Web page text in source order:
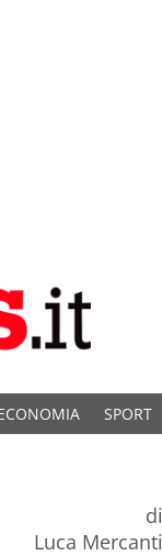
SPORT
di
Luca Mercanti